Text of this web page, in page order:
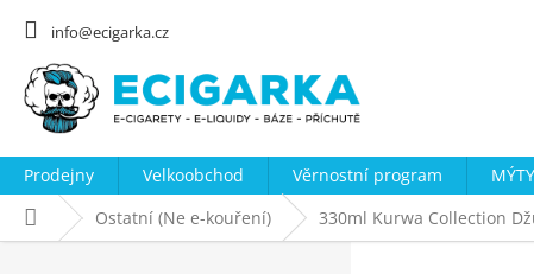
info@ecigarka.cz
Prodejny Velkoobchod Věrnostní program
Domů Ostatní (Ne e-kouření) 330ml Kurwa Collection